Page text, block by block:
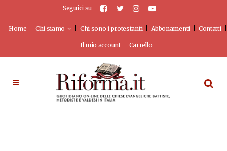
Seguici su
Home Chi siamo Chi sono i protestanti Abbonamenti Contatti
Il mio account Carrello